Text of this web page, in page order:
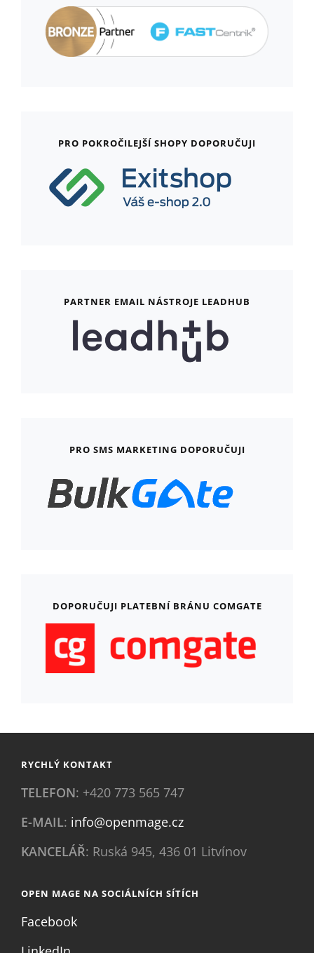
PRO POKROČILEJŠÍ SHOPY DOPORUČUJI
PARTNER EMAIL NÁSTROJE LEADHUB
PRO SMS MARKETING DOPORUČUJI
DOPORUČUJI PLATEBNÍ BRÁNU COMGATE
RYCHLÝ KONTAKT
TELEFON: +420 773 565 747
E-MAIL: info@openmage.cz
KANCELÁŘ: Ruská 945, 436 01 Litvínov
OPEN MAGE NA SOCIÁLNÍCH SÍTÍCH
Facebook